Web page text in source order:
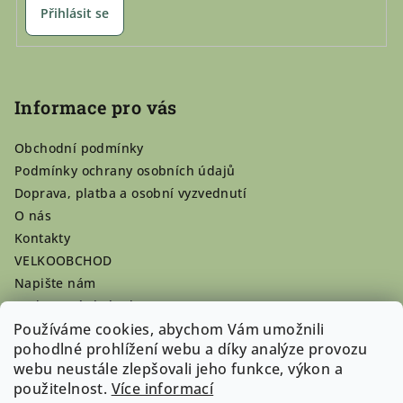
Používáme cookies, abychom Vám umožnili
pohodlné prohlížení webu a díky analýze provozu
webu neustále zlepšovali jeho funkce, výkon a
použitelnost. Více informací
Přihlásit se
Informace pro vás
Obchodní podmínky
Podmínky ochrany osobních údajů
Doprava, platba a osobní vyzvednutí
O nás
Kontakty
VELKOOBCHOD
Napište nám
Hodnocení obchodu
Registrace se vyplatí!
Pamlsky na míru
Nepřevzaté dobírky